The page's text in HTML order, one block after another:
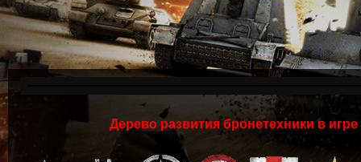
Дерево развития бронетехники в